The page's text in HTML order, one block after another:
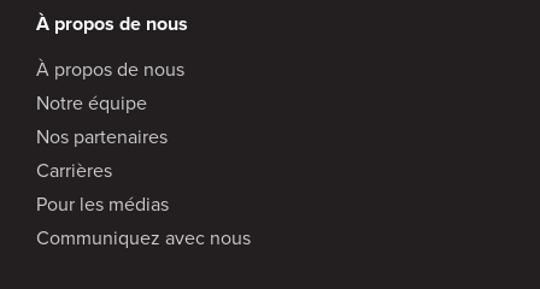
À propos de nous
À propos de nous
Notre équipe
Nos partenaires
Carrières
Pour les médias
Communiquez avec nous